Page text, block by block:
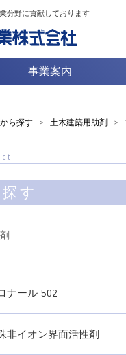
分野に貢献しております
事業案内
ら探す > 土木建築用助剤 >
す
ナール 502
非イオン界面活性剤